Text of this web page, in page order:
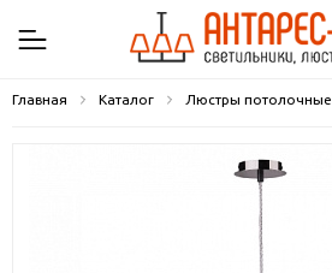
Главная Каталог Люстры потолочные